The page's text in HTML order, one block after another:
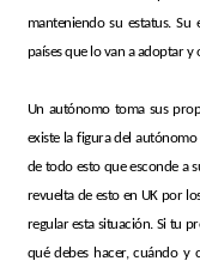
manteniendo su estatus.
países que lo van a adoptar
Un autónomo toma sus
existe la figura del
de todo esto que esconde a
revuelta de esto en UK por
regular esta situación. Si tu
qué debes hacer, cuándo y